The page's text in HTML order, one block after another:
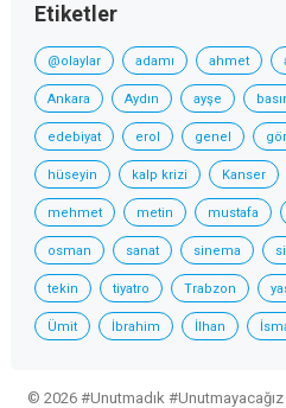
Etiketler
@olaylar adamı ahmet
Ankara Aydın ayşe
edebiyat erol genel
hüseyin kalp krizi Kanser
mehmet metin mustafa
osman sanat sinema
tekin tiyatro Trabzon
Ümit İbrahim İlhan
© 2026 #Unutmadık #Unutmayacağız